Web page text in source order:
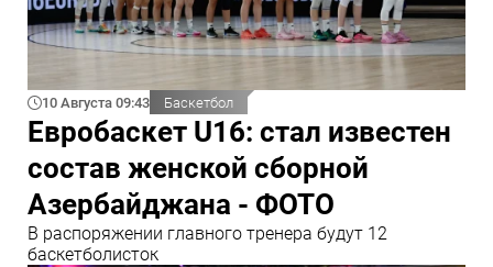
10 Августа 09:43 Баскетбол
Евробаскет U16: стал известен
состав женской сборной
Азербайджана - ФОТО
В распоряжении главного тренера будут 12
баскетболисток